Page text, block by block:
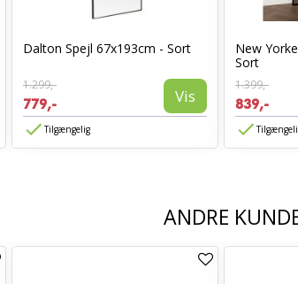
Dalton Spejl 67x193cm - Sort
1.299,-
779,- Vis
Tilgængelig
New
Sort
1.399,-
839,-
ANDRE